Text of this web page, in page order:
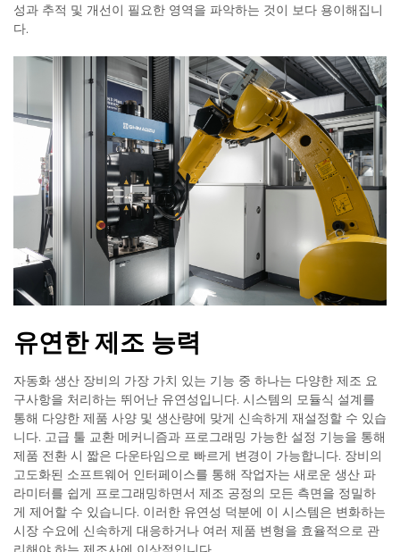
성과 추적 및 개선이 필요한 영역을 파악하는 것이 보다 용이해집니
다.
유연한 제조 능력
자동화 생산 장비의 가장 가치 있는 기능 중 하나는 다양한 제조 요
구사항을 처리하는 뛰어난 유연성입니다. 시스템의 모듈식 설계를
통해 다양한 제품 사양 및 생산량에 맞게 신속하게 재설정할 수 있습
니다. 고급 툴 교환 메커니즘과 프로그래밍 가능한 설정 기능을 통해
제품 전환 시 짧은 다운타임으로 빠르게 변경이 가능합니다. 장비의
고도화된 소프트웨어 인터페이스를 통해 작업자는 새로운 생산 파
라미터를 쉽게 프로그래밍하면서 제조 공정의 모든 측면을 정밀하
게 제어할 수 있습니다. 이러한 유연성 덕분에 이 시스템은 변화하는
시장 수요에 신속하게 대응하거나 여러 제품 변형을 효율적으로 관